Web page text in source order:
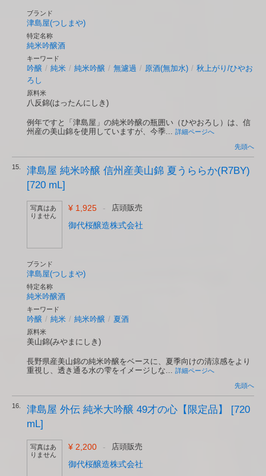
ブランド
津島屋(つしまや)
特定名称
純米吟醸酒
キーワード
吟醸 / 純米 / 純米吟醸 / 無濾過 / 原酒(無加水) / 秋上がり/ひやお
ろし
原料米
八反錦(はったんにしき)
例年ですと「津島屋」の純米吟醸の瓶囲い（ひやおろし）は、信
州産の美山錦を使用していますが、今季... 詳細ページへ
先頭へ
15.
津島屋 純米吟醸 信州産美山錦 夏うららか(R7BY)
[720 mL]
写真はあ
りません
¥ 1,925 - 店頭販売
御代桜醸造株式会社
ブランド
津島屋(つしまや)
特定名称
純米吟醸酒
キーワード
吟醸 / 純米 / 純米吟醸 / 夏酒
原料米
美山錦(みやまにしき)
長野県産美山錦の純米吟醸をベースに、夏季向けの清涼感をより
重視し、透き通る水の雫をイメージしな... 詳細ページへ
先頭へ
16.
津島屋 外伝 純米大吟醸 49才の心【限定品】 [720
mL]
写真はあ
りません
¥ 2,200 - 店頭販売
御代桜醸造株式会社